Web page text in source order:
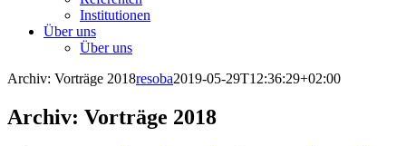
Institutionen
Über uns
Über uns
Archiv: Vorträge 2018resoba2019-05-29T12:36:29+02:00
Archiv: Vorträge 2018